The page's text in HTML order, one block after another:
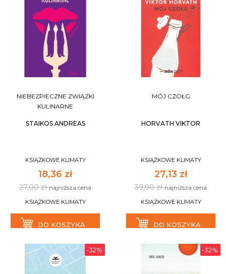
NIEBEZPIECZNE ZWIĄZKI
KULINARNE
STAIKOS ANDREAS
KSIĄŻKOWE KLIMATY
18,36 zł
27,00 złnajniższa cena
KSIĄŻKOWE KLIMATY
DO KOSZYKA
MÓJ CZOŁG
HORVATH VIKTOR
KSIĄŻKOWE KLIMATY
27,13 zł
39,90 złnajniższa cena
KSIĄŻKOWE KLIMATY
DO KOSZYKA
-32% -32%